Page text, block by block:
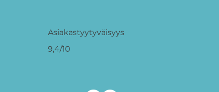
Asiakastyytyväisyys
9,4/10